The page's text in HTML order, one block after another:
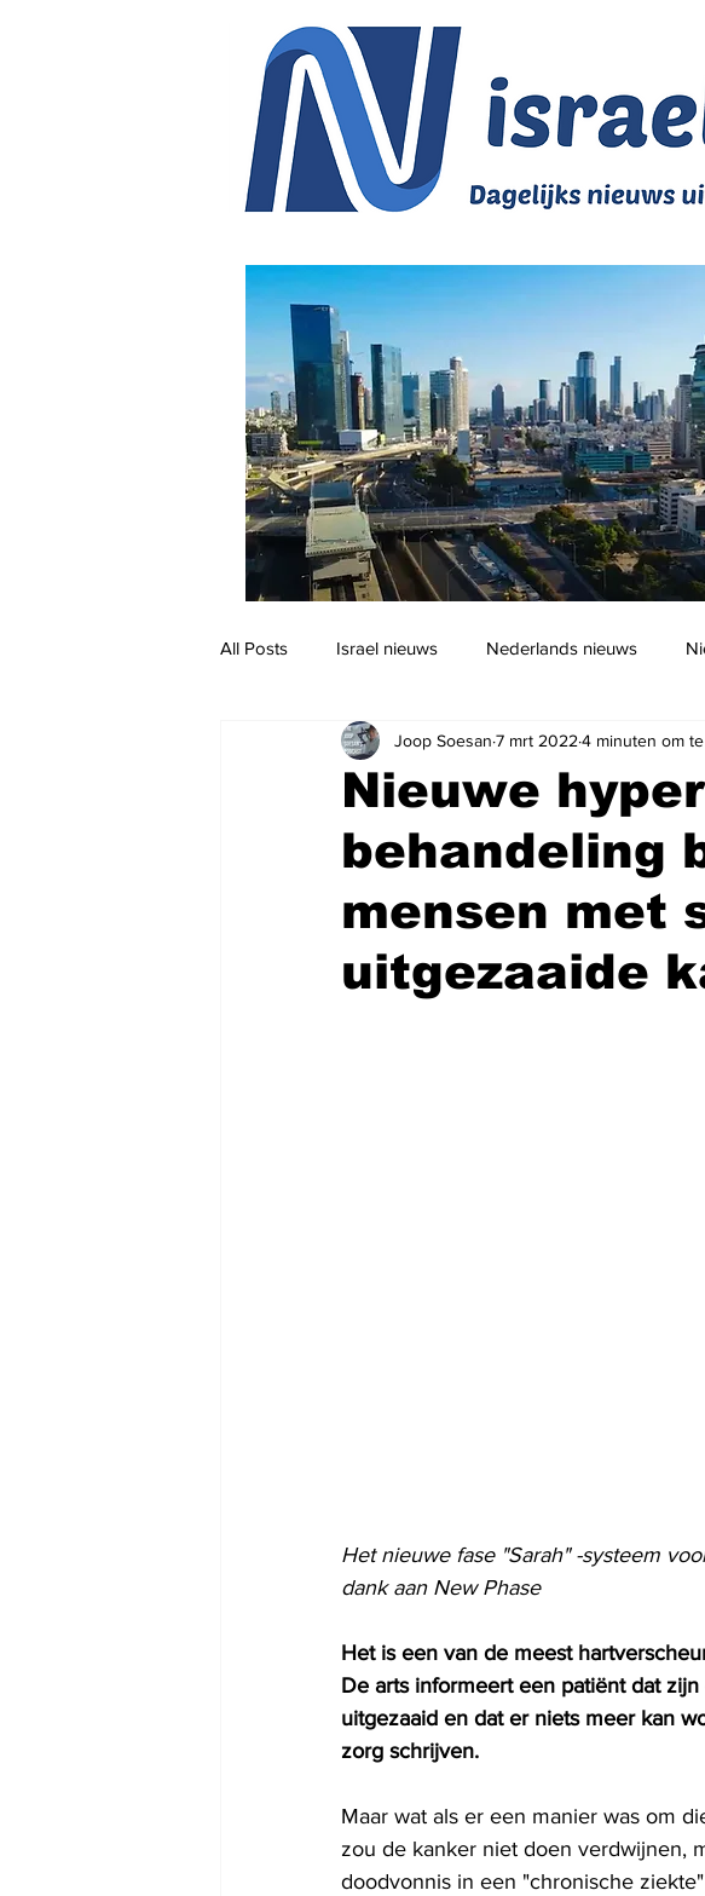
All Posts Israel nieuws Nederlands nieuws
Jodendom en cultuur Podcast
Nieuwe
behandeling
mensen met
uitgezaaide
Joop Soesan 7 mrt 2022 4 minuten om
Het nieuwe fase "Sarah" -systeem
dank aan New Phase
Het is een van de meest
De arts informeert een patiënt dat
uitgezaaid en dat er niets meer kan
zorg schrijven.
Maar wat als er een manier was om
zou de kanker niet doen verdwijnen,
doodvonnis in een "chronische